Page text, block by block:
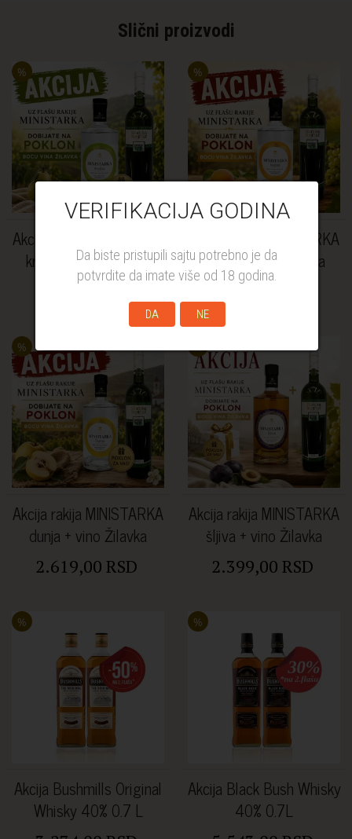
VERIFIKACIJA GODINA
Da biste pristupili sajtu potrebno je da
potvrdite da imate više od 18 godina.
DA NE
Slični proizvodi
Akcija rakija MINISTARKA
kruška + vino Žilavka
2.619,00 RSD
%
Akcija rakija MINISTARKA
kajsija + vino Žilavka
2.619,00 RSD
%
Akcija rakija MINISTARKA
dunja + vino Žilavka
2.619,00 RSD
%
Akcija rakija MINISTARKA
šljiva + vino Žilavka
2.399,00 RSD
%
Akcija Bushmills Original
Whisky 40% 0.7 L
%
Akcija Black Bush Whisky
40% 0.7L
%